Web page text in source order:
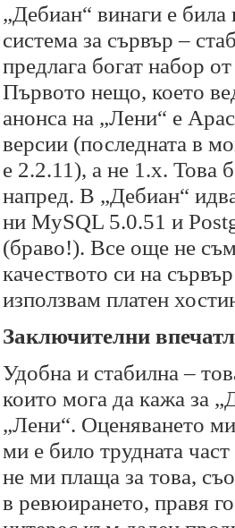
„Дебиан“ винаги е
система за сървър –
предлага богат набор
Първото нещо, което
анонса на „Лени“ е
версии (последната в
е 2.2.11), а не 1.x. Това
напред. В „Дебиан“
ни MySQL 5.0.51 и
(браво!). Все още не
качеството си на
използвам платен
Заключителни
Удобна и стабилна –
които мога да кажа за
„Лени“. Оценяването
ми е било трудната
не ми плаща за това,
в ревюирането, правя